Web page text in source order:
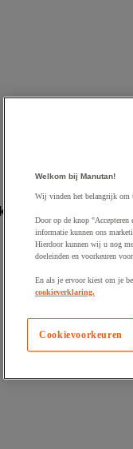
Welkom bij Manutan!
Wij vinden het belangrijk om
Door op de knop
informatie kunnen ons
Hierdoor kunnen wij u nog
doeleinden en voorkeuren
En als je ervoor kiest om je
cookieverklaring.
Cookievoorkeuren